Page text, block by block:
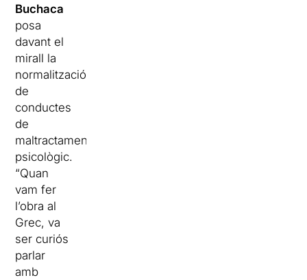
Buchaca
posa
davant el
mirall la
normalització
de
conductes
de
maltractament
psicològic.
“Quan
vam fer
l’obra al
Grec, va
ser curiós
parlar
amb